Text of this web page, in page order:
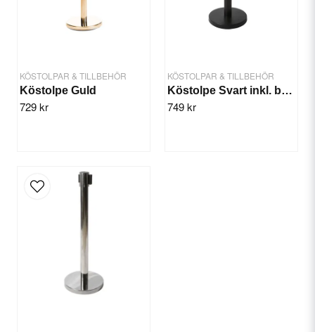
KÖSTOLPAR & TILLBEHÖR
Köstolpe Guld
729 kr
KÖSTOLPAR & TILLBEHÖR
Köstolpe Svart inkl. band
749 kr